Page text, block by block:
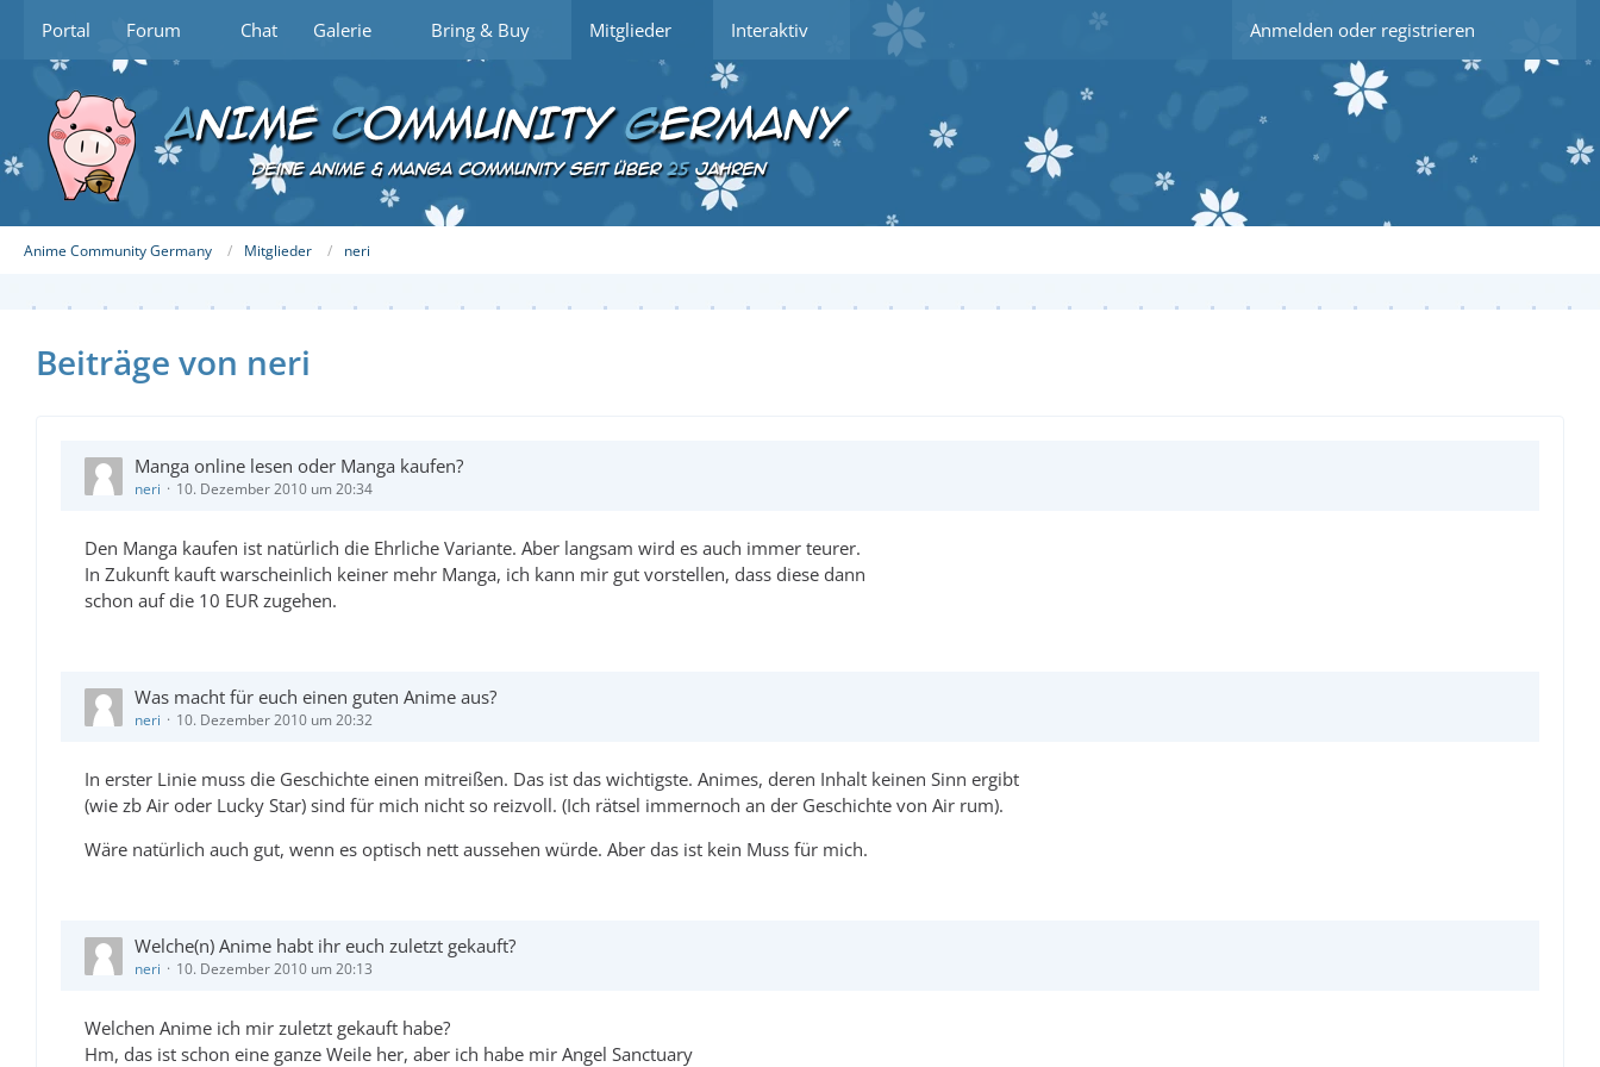
Portal Forum Chat Galerie Bring & Buy Mitglieder Interaktiv Anmelden oder registrieren
Anime Community Germany Mitglieder neri
Beiträge von neri
Manga online lesen oder Manga kaufen?
neri 10. Dezember 2010 um 20:34
Den Manga kaufen ist natürlich die Ehrliche Variante. Aber langsam wird es auch immer teurer.
In Zukunft kauft warscheinlich keiner mehr Manga, ich kann mir gut vorstellen, dass diese dann
schon auf die 10 EUR zugehen.
Was macht für euch einen guten Anime aus?
neri 10. Dezember 2010 um 20:32
In erster Linie muss die Geschichte einen mitreißen. Das ist das wichtigste. Animes, deren Inhalt keinen Sinn ergibt
(wie zb Air oder Lucky Star) sind für mich nicht so reizvoll. (Ich rätsel immernoch an der Geschichte von Air rum).
Wäre natürlich auch gut, wenn es optisch nett aussehen würde. Aber das ist kein Muss für mich.
Welche(n) Anime habt ihr euch zuletzt gekauft?
neri 10. Dezember 2010 um 20:13
Welchen Anime ich mir zuletzt gekauft habe?
Hm, das ist schon eine ganze Weile her, aber ich habe mir Angel Sanctuary